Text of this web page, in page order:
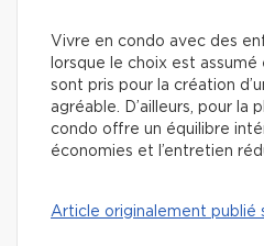
Vivre en condo avec des
lorsque le choix est
sont pris pour la création
agréable. D’ailleurs, pour la
condo offre un équilibre
économies et l’entretien
Article originalement publié